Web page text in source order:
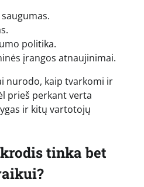
politika.
įrangos atnaujinimai.
nurodo, kaip tvarkomi ir
prieš perkant verta
ir kitų vartotojų
tinka bet